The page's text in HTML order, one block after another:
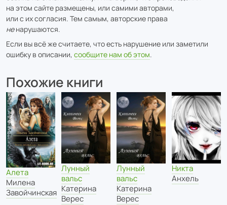
на этом сайте размещены, или самими авторами,
или с их согласия. Тем самым, авторские права
ненарушаются.
Если вы всё же считаете, что есть нарушение или заметили
ошибку в описании, сообщите нам об этом.
Похожие книги
Алета
Милена
Завойчинская
Лунный
вальс
Катерина
Верес
Лунный
вальс
Катерина
Верес
Никта
Анхель